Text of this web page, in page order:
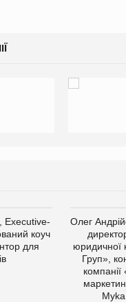
Executive-
коуч
для
Олег
юридичної
Груп»,